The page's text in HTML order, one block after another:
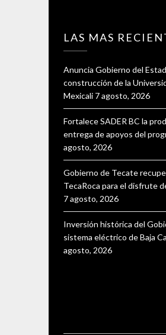
LAS MAS
Anuncia Gobierno del
construcción de la
Mexicali 7 agosto, 2026
Fortalece SADER BC la
entrega de apoyos del
agosto, 2026
Gobierno de Tecate
TecaRoca para el disfrute
7 agosto, 2026
Inversión histórica del
sistema eléctrico de Baja
agosto, 2026